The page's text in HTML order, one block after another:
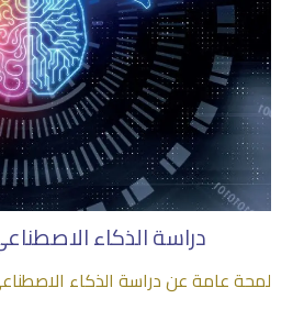
دراسة الذكاء
لمحة عامة عن دراسة الذكاء